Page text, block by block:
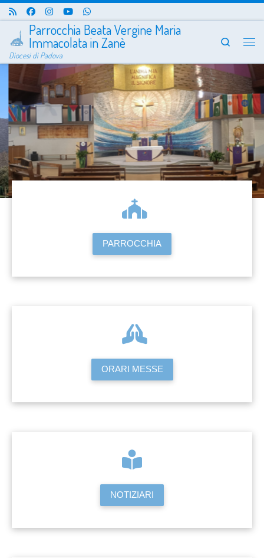
Passa al contenuto
Parrocchia Beata Vergine Maria
Immacolata in Zanè
Diocesi di Padova
Search
PARROCCHIA
ORARI MESSE
NOTIZIARI